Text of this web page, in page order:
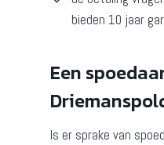
bieden 10 jaar
Een
Is er sprake van